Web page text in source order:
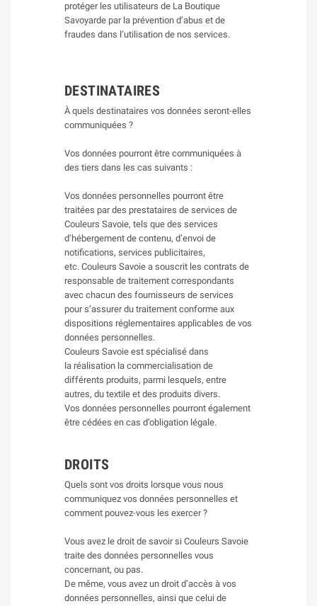
protéger les utilisateurs de La Boutique
Savoyarde par la prévention d’abus et de
fraudes dans l’utilisation de nos services.
DESTINATAIRES
À quels destinataires vos données seront-elles
communiquées ?
Vos données pourront être communiquées à
des tiers dans les cas suivants :
Vos données personnelles pourront être
traitées par des prestataires de services de
Couleurs Savoie, tels que des services
d’hébergement de contenu, d’envoi de
notifications, services publicitaires,
etc. Couleurs Savoie a souscrit les contrats de
responsable de traitement correspondants
avec chacun des fournisseurs de services
pour s’assurer du traitement conforme aux
dispositions réglementaires applicables de vos
données personnelles.
Couleurs Savoie est spécialisé dans
la réalisation la commercialisation de
différents produits, parmi lesquels, entre
autres, du textile et des produits divers.
Vos données personnelles pourront également
être cédées en cas d’obligation légale.
DROITS
Quels sont vos droits lorsque vous nous
communiquez vos données personnelles et
comment pouvez-vous les exercer ?
Vous avez le droit de savoir si Couleurs Savoie
traite des données personnelles vous
concernant, ou pas.
De même, vous avez un droit d’accès à vos
données personnelles, ainsi que celui de